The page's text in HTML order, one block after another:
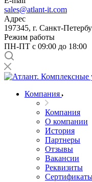
sales@atlant-it.com
Адрес
197345, г. Санкт-
Режим работы
ПН-ПТ с 09:00 до 18:00
Компания
Компания
О компании
История
Партнеры
Отзывы
Вакансии
Реквизиты